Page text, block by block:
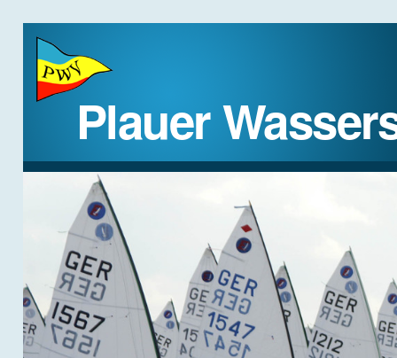
Plauer
STARTSEITE